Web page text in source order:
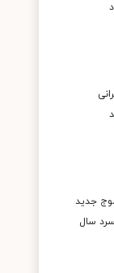
بروز ۲ موج جدید
سال